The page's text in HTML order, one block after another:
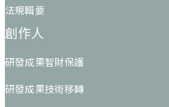
法規輯要
創作人
研發成果智財保護
研發成果技術移轉